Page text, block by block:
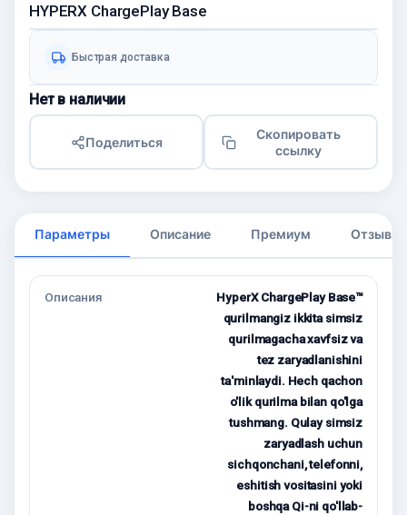
HYPERX ChargePlay Base
Быстрая доставка
Нет в наличии
Поделиться
Скопировать
ссылку
Параметры Описание Премиум Отзывы
Описания
HyperX ChargePlay Base™
qurilmangiz ikkita simsiz
qurilmagacha xavfsiz va
tez zaryadlanishini
ta'minlaydi. Hech qachon
o'lik qurilma bilan qo'lga
tushmang. Qulay simsiz
zaryadlash uchun
sichqonchani, telefonni,
eshitish vositasini yoki
boshqa Qi-ni qo'llab-